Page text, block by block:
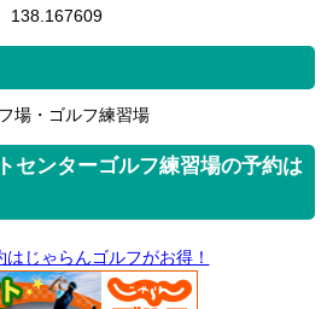
138.167609
場・ゴルフ練習場
センターゴルフ練習場の予約は
はじゃらんゴルフがお得！